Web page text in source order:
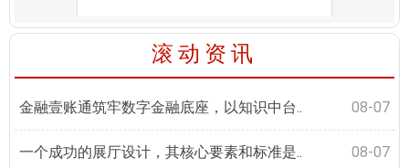
滚动资讯
金融壹账通筑牢数字金融底座，以知识中台.. 08-07
一个成功的展厅设计，其核心要素和标准是.. 08-07